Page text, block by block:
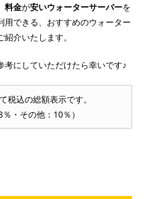
料金が安いウォーターサーバーを
用できる、おすすめのウォーター
介いたします。
にしていただけたら幸いです♪
税込の総額表示です。
％・その他：10％）